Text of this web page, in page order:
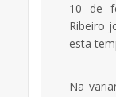
10 de
Ribeiro
esta
Na